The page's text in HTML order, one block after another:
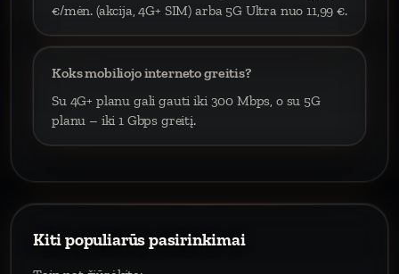
€/mėn. (akcija, 4G+ SIM) arba 5G Ultra nuo 11,99 €.
Koks mobiliojo interneto greitis?
Su 4G+ planu gali gauti iki 300 Mbps, o su 5G
planu – iki 1 Gbps greitį.
Kiti populiarūs pasirinkimai